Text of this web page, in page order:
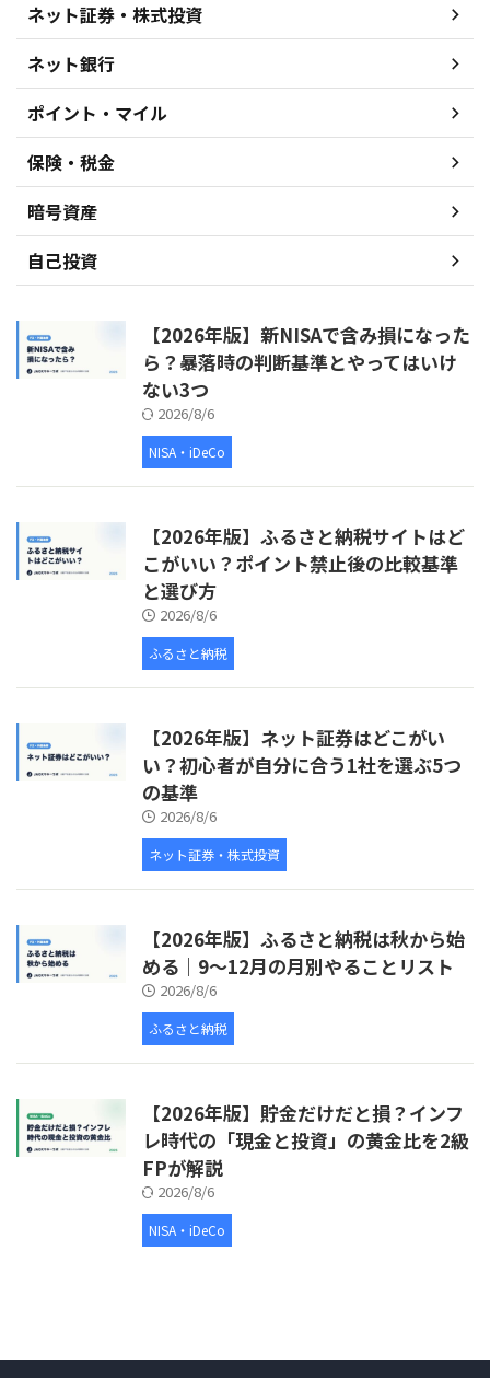
ネット証券・株式投資
ネット銀行
ポイント・マイル
保険・税金
暗号資産
自己投資
【2026年版】新NISAで含み損になった
ら？暴落時の判断基準とやってはいけ
ない3つ
2026/8/6
NISA・iDeCo
【2026年版】ふるさと納税サイトはど
こがいい？ポイント禁止後の比較基準
と選び方
2026/8/6
ふるさと納税
【2026年版】ネット証券はどこがい
い？初心者が自分に合う1社を選ぶ5つ
の基準
2026/8/6
ネット証券・株式投資
【2026年版】ふるさと納税は秋から始
める｜9〜12月の月別やることリスト
2026/8/6
ふるさと納税
【2026年版】貯金だけだと損？インフ
レ時代の「現金と投資」の黄金比を2級
FPが解説
2026/8/6
NISA・iDeCo